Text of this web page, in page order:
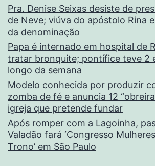
Pra. Denise Seixas desiste de
de Neve; viúva do apóstolo Rina
da denominação
Papa é internado em hospital de
tratar bronquite; pontífice teve 2
longo da semana
Modelo conhecida por produzir
zomba de fé e anuncia 12
igreja que pretende fundar
Após romper com a Lagoinha,
Valadão fará ‘Congresso
Trono’ em São Paulo